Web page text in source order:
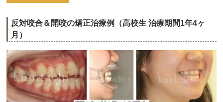
反対咬合＆開咬の矯正治療例（高校生 治療期間1年4ヶ
月）